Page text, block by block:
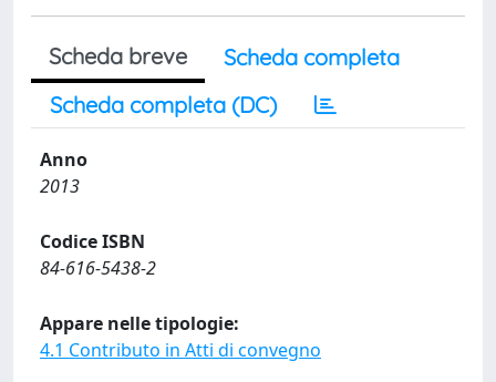
Scheda breve
Scheda completa
Scheda completa (DC)
Anno
2013
Codice ISBN
84-616-5438-2
Appare nelle tipologie:
4.1 Contributo in Atti di convegno